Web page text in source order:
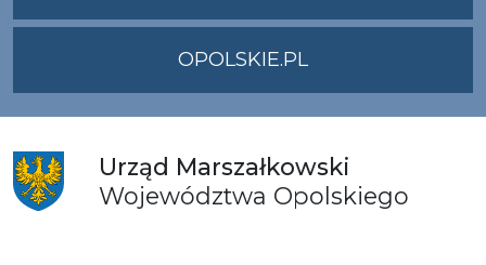
OPOLSKIE.PL
Urząd Marszałkowski
Województwa Opolskiego